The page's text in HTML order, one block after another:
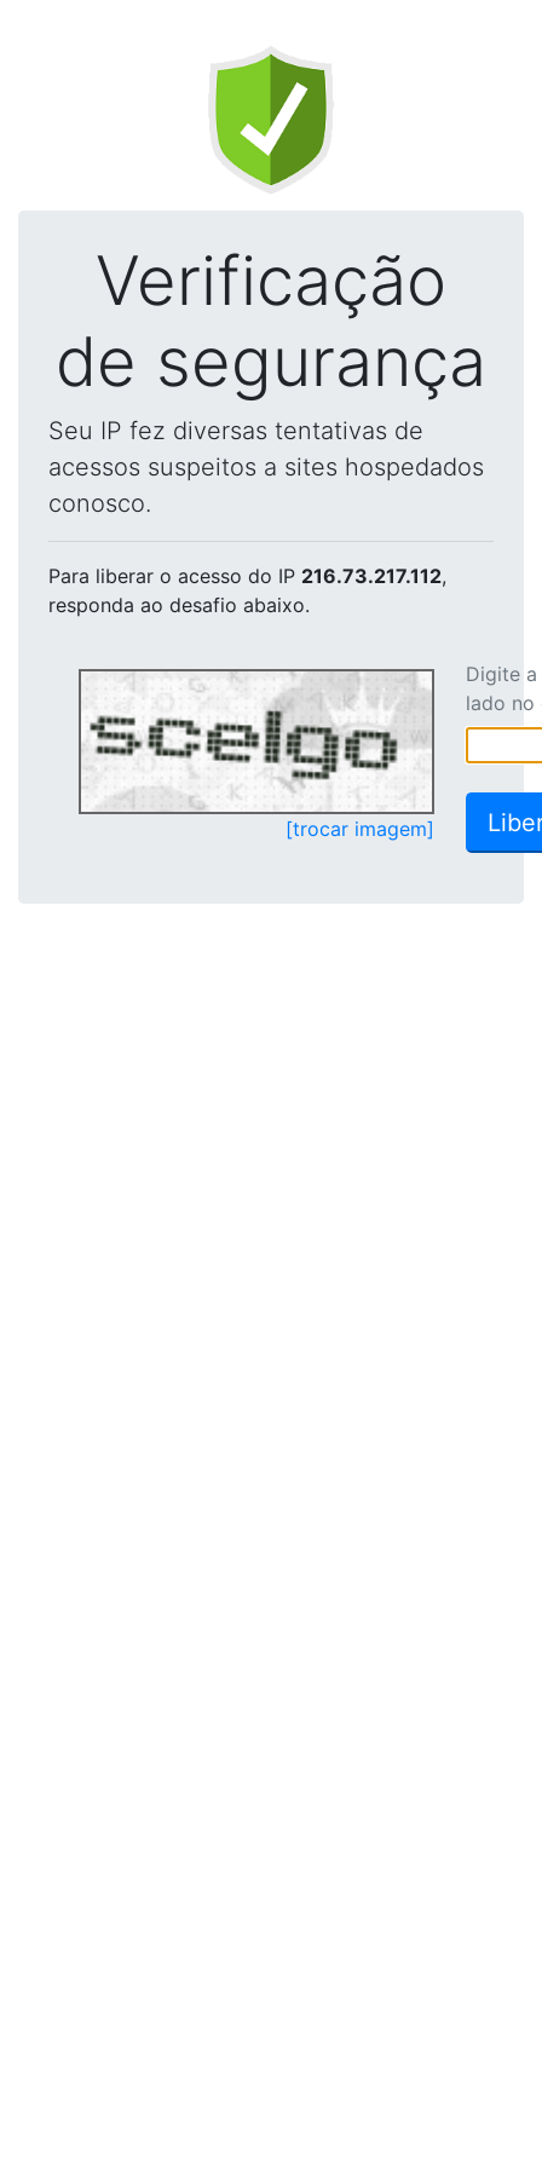
Verificação
de segurança
Seu IP fez diversas tentativas de
acessos suspeitos a sites hospedados
conosco.
Para liberar o acesso do IP 216.73.217.112,
responda ao desafio abaixo.
[trocar imagem]
Digite
lado no